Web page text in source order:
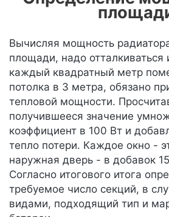
Вычисляя мощность
площади, надо отталкиваться
каждый квадратный метр
потолка в 3 метра, обязано
тепловой мощности.
получившееся значение
коэффициент в 100 Вт и
тепло потери. Каждое окно -
наружная дверь - в добавок
Согласно итогового итога
требуемое число секций, в
видами, подходящий тип и